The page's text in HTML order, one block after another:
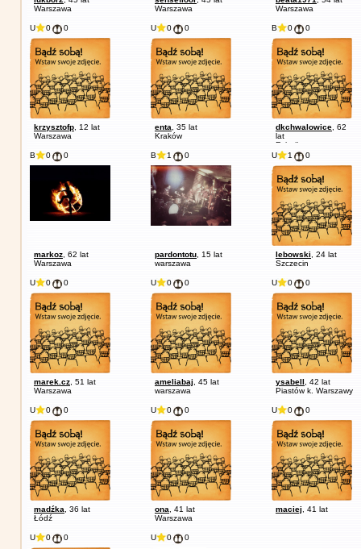
Warszawa
Warszawa
Warszawa
U 0 0
krzysztofp , 12 lat
Warszawa
U 0 0
enta , 35 lat
Kraków
B 0 0
dkchwalowice , 62
lat
Rybnik
B
0 0
markoz , 62 lat
Warszawa
B 1 0
pardontotu , 15 lat
warszawa
U 1 0
lebowski , 24 lat
Szczecin
U 0 0
marek.cz , 51 lat
Warszawa
U 0 0
ameliabaj , 45 lat
warszawa
U 0 0
ysabell , 42 lat
Piastów k. Warszawy
U 0 0
madźka , 36 lat
Łódź
U 0 0
ona , 41 lat
Warszawa
U 0 0
maciej , 41 lat
U 0 0 U 0 0